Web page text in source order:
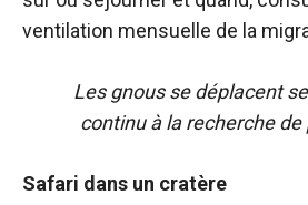
ventilation mensuelle de la
Les gnous se déplacent
continu à la recherche de
Safari dans un cratère